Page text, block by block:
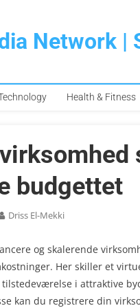
Network |
Health & Fitness
budgettet
Driss El-Mekki
og skalerende
Her skiller et
i attraktive
kan du registrere din